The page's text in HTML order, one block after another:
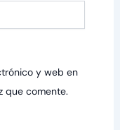
y web en
que comente.